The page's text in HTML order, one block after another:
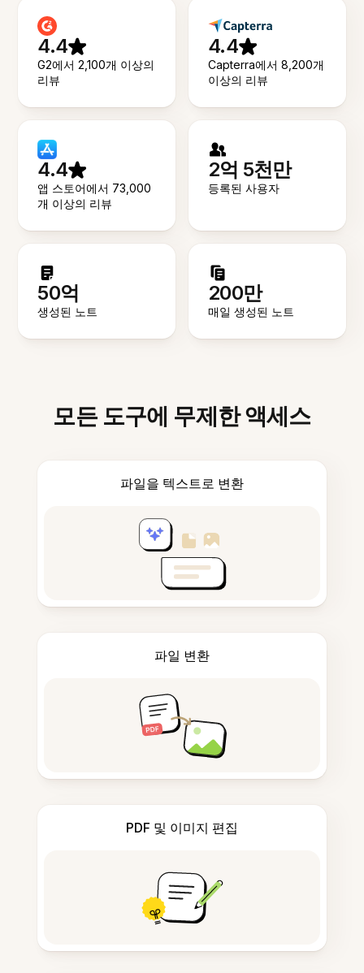
4.4
G2에서 2,100개 이상의
리뷰
4.4
Capterra에서 8,200개
이상의 리뷰
4.4
앱 스토어에서 73,000
개 이상의 리뷰
2억 5천만
등록된 사용자
50억
생성된 노트
200만
매일 생성된 노트
모든 도구에 무제한 액세스
파일을 텍스트로 변환
파일 변환
PDF 및 이미지 편집